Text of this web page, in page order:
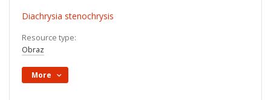
Diachrysia stenochrysis
Resource type:
Obraz
More